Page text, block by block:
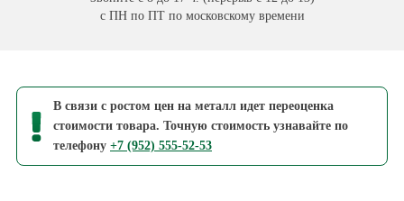
с ПН по ПТ по московскому времени
В связи с ростом цен на металл идет переоценка
стоимости товара. Точную стоимость узнавайте по
телефону +7 (952) 555-52-53